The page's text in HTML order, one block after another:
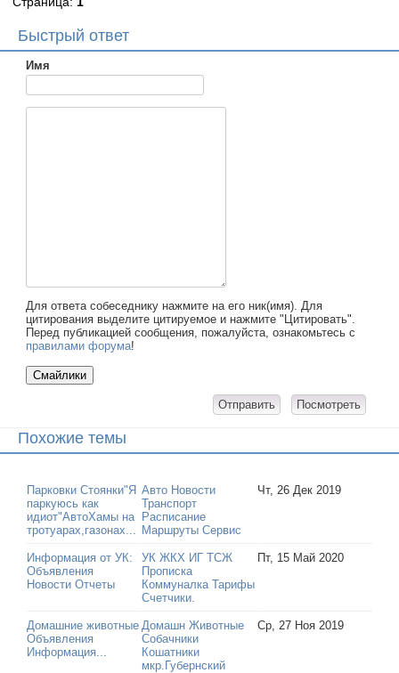
Быстрый ответ
Имя
Для ответа собеседнику нажмите на его ник(имя). Для
цитирования выделите цитируемое и нажмите "Цитировать".
Перед публикацией сообщения, пожалуйста, ознакомьтесь с
правилами форума!
Похожие темы
Парковки Стоянки"Я
паркуюсь как
идиот"АвтоХамы на
тротуарах,газонах...
Авто Новости
Транспорт
Расписание
Маршруты Сервис
Чт, 26 Дек 2019
Информация от УК:
Объявления
Новости Отчеты
УК ЖКХ ИГ ТСЖ
Прописка
Коммуналка Тарифы
Счетчики.
Пт, 15 Май 2020
Домашние животные
Объявления
Информация...
Домашн Животные
Собачники
Кошатники
мкр.Губернский
Ср, 27 Ноя 2019